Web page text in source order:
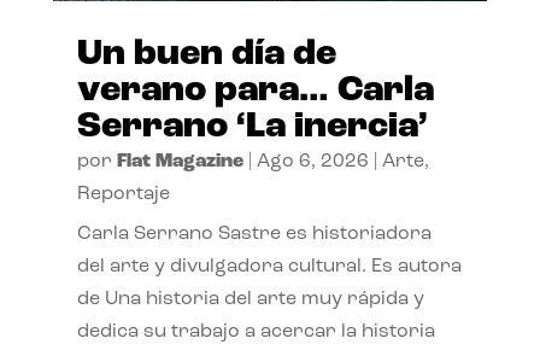
Un buen día de
verano para… Carla
Serrano ‘La inercia’
por Flat Magazine| Ago 6, 2026 Arte,
Reportaje
Carla Serrano Sastre es historiadora
del arte y divulgadora cultural. Es autora
de Una historia del arte muy rápida y
dedica su trabajo a acercar la historia